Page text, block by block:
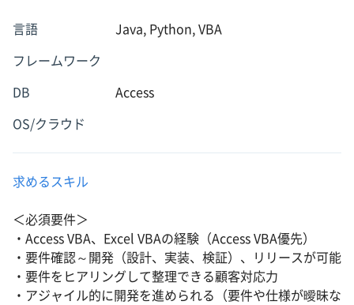
言語 Java, Python, VBA
フレームワーク
DB Access
OS/クラウド
求めるスキル
＜必須要件＞
・Access VBA、Excel VBAの経験（Access VBA優先）
・要件確認～開発（設計、実装、検証）、リリースが可能
・要件をヒアリングして整理できる顧客対応力
・アジャイル的に開発を進められる（要件や仕様が曖昧な